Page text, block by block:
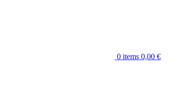
0 items 0,00 €